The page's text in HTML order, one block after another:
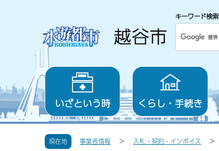
キーワード検索
いざという時 くらし・手続き
現在地 事業者情報 入札・契約・インボイス